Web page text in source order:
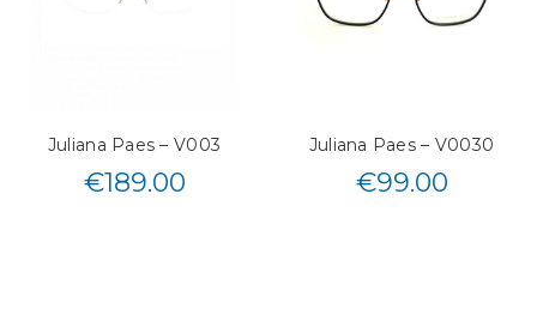
Juliana Paes – V003
€189.00
Juliana Paes – V0030
€99.00